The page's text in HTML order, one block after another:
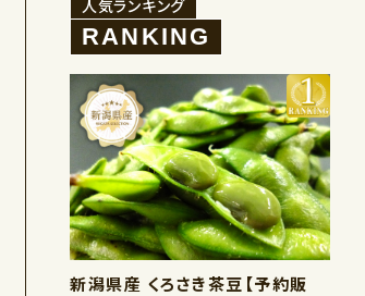
人気ランキング
新潟県産 くろさき茶豆【予約販